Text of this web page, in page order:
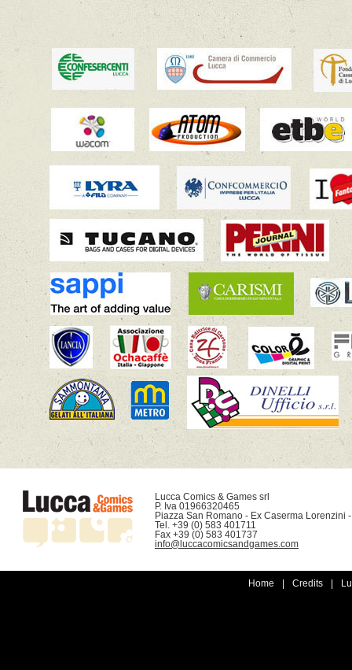
Lucca Comics & Games srl
P. Iva 01966320465
Piazza San Romano - Ex Caserma Lorenzini
Tel. +39 (0) 583 401711
info@luccacomicsandgames.com
Home Credits